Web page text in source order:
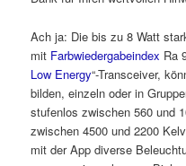
Ach ja: Die bis zu 8 Watt
mit Farbwiedergabeindex Ra
Low Energy“-Transceiver,
bilden, einzeln oder in
stufenlos zwischen 560 und
zwischen 4500 und 2200
mit der App diverse